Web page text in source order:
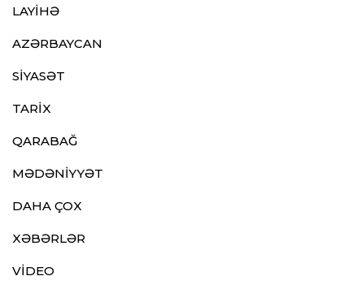
LAYİHƏ
AZƏRBAYCAN
SİYASƏT
TARİX
QARABAĞ
MƏDƏNİYYƏT
DAHA ÇOX
XƏBƏRLƏR
VİDEO